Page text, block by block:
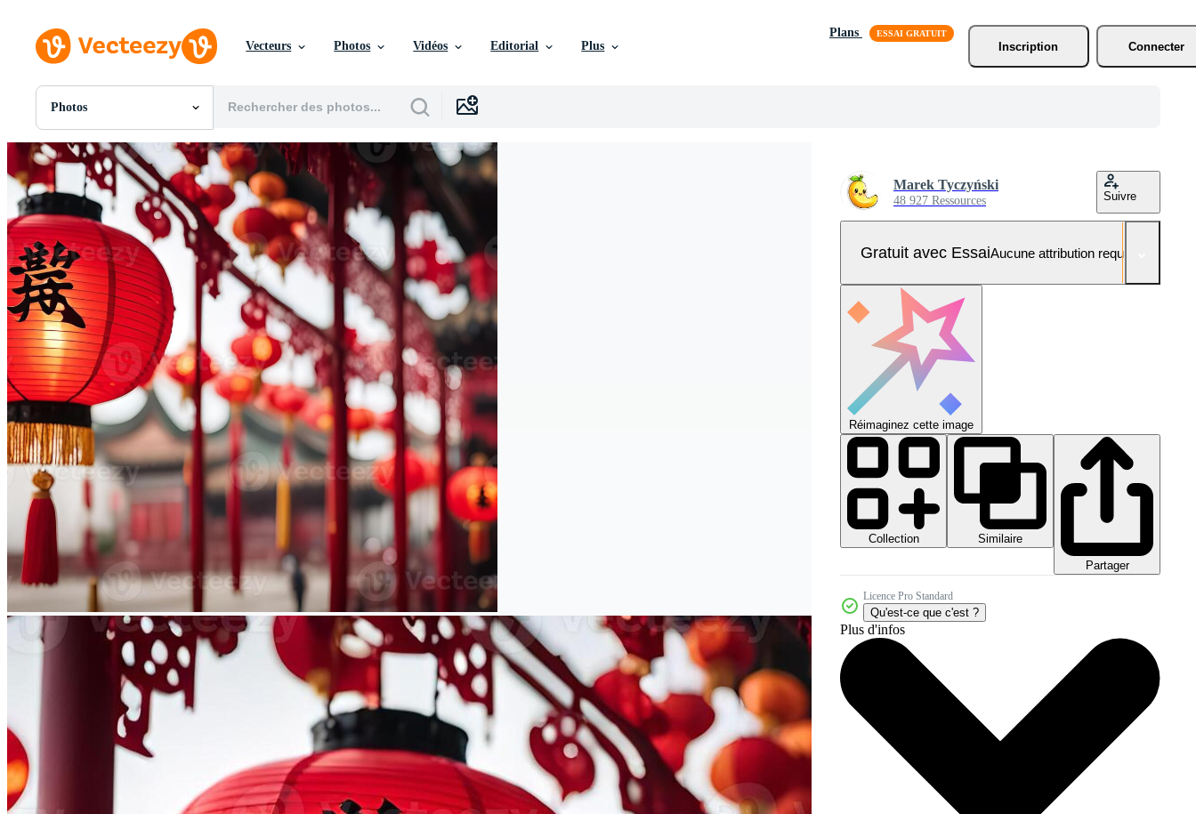
Vecteurs Photos Vidéos Editorial Plus
Plans
Inscription
Connecter
Photos
Toutes Images
Photos
PNGs
PSDs
SVGs
Modèles
Vecteurs
Vidéos
Motion graphics
Images Éditoriales
Événements Éditoriaux
Marek Tyczyński
48 927 Ressources Suivre
Gratuit avec EssaiAucune attribution requise
Réimaginez cette image
Collection
Similaire
Partager
Licence Pro Standard
Qu'est-ce que c'est ?
Plus d'infos